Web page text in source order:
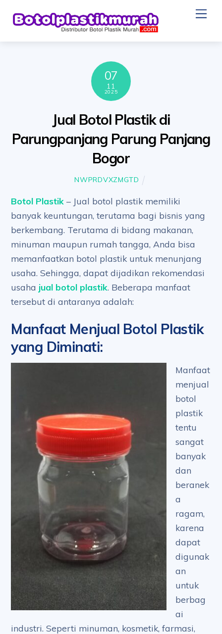
07
11
2025
Jual Botol Plastik di
Parungpanjang Parung Panjang
Bogor
NWPRDVXZMGTD
Botol Plastik – Jual botol plastik memiliki
banyak keuntungan, terutama bagi bisnis yang
berkembang. Terutama di bidang makanan,
minuman maupun rumah tangga, Anda bisa
memanfaatkan botol plastik untuk menunjang
usaha. Sehingga, dapat dijadikan rekomendasi
usaha jual botol plastik. Beberapa manfaat
tersebut di antaranya adalah:
Manfaat Menjual Botol Plastik
yang Diminati:
Manfaat
menjual
botol
plastik
tentu
sangat
banyak
dan
beranek
a
ragam,
karena
dapat
digunak
an
untuk
berbag
ai
industri. Seperti minuman, kosmetik, farmasi,